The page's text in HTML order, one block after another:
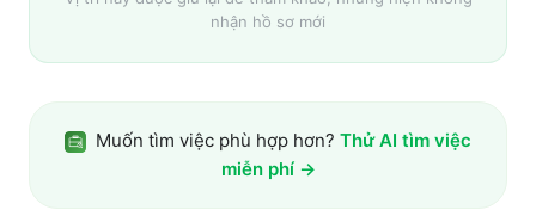
nhận hồ sơ mới
Muốn tìm việc phù hợp hơn? Thử AI tìm việc
miễn phí →